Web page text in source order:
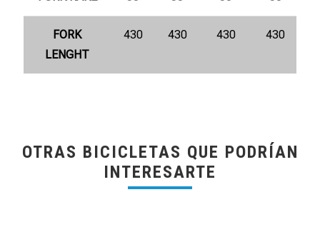
FORK
LENGHT
430 430 430 430
OTRAS BICICLETAS QUE PODRÍAN
INTERESARTE